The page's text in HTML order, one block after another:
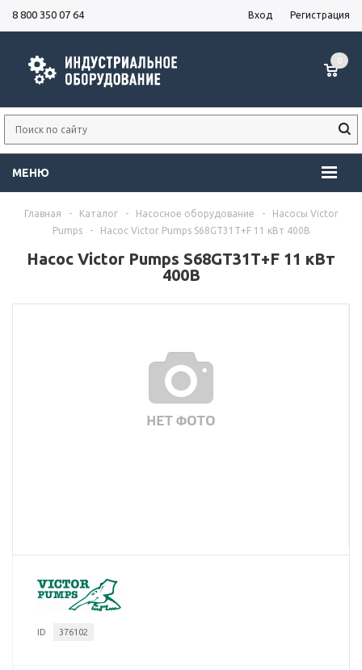
8 800 350 07 64 Вход Регистрация
МЕНЮ
0
Главная - Каталог - Насосное оборудование -
Насосы Victor
Pumps
- Насос Victor Pumps S68GT31T+F 11 кВт 400В
Насос Victor Pumps S68GT31T+F 11 кВт
400В
ID 376102